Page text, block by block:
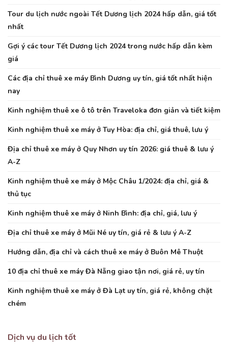
Tour du lịch nước ngoài Tết Dương lịch 2024 hấp dẫn, giá tốt
nhất
Gợi ý các tour Tết Dương lịch 2024 trong nước hấp dẫn kèm
giá
Các địa chỉ thuê xe máy Bình Dương uy tín, giá tốt nhất hiện
nay
Kinh nghiệm thuê xe ô tô trên Traveloka đơn giản và tiết kiệm
Kinh nghiệm thuê xe máy ở Tuy Hòa: địa chỉ, giá thuê, lưu ý
Địa chỉ thuê xe máy ở Quy Nhơn uy tín 2026: giá thuê & lưu ý
A-Z
Kinh nghiệm thuê xe máy ở Mộc Châu 1/2024: địa chỉ, giá &
thủ tục
Kinh nghiệm thuê xe máy ở Ninh Bình: địa chỉ, giá, lưu ý
Địa chỉ thuê xe máy ở Mũi Né uy tín, giá rẻ & lưu ý A-Z
Hướng dẫn, địa chỉ và cách thuê xe máy ở Buôn Mê Thuột
10 địa chỉ thuê xe máy Đà Nẵng giao tận nơi, giá rẻ, uy tín
Kinh nghiệm thuê xe máy ở Đà Lạt uy tín, giá rẻ, không chặt
chém
Dịch vụ du lịch tốt